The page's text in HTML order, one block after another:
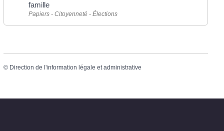
famille
Papiers - Citoyenneté - Élections
© Direction de l'information légale et administrative